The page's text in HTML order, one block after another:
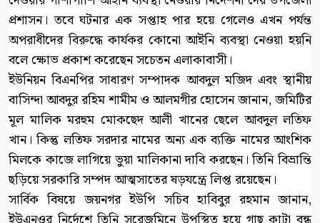
প্রশাসন। তবে ঘটনার এক সপ্তাহ পার হয়ে গেলেও এখন পর্যন্ত
অপরাধীদের বিরুদ্ধে কার্যকর কোনো আইনি ব্যবস্থা নেওয়া হয়নি
বলে ক্ষোভ প্রকাশ করেছেন সচেতন এলাকাবাসী।
ইউনিয়ন বিএনপির সাধারণ সম্পাদক আবদুল মজিদ এবং স্থানীয়
বাসিন্দা আবদুর রহিম শামীম ও আলমগীর হোসেন জানান, জমিটির
মূল মালিক মরহুম মোকছেদ আলী খানের ছেলে আবদুল লতিফ
খান। কিন্তু লতিফ সরদার নামের অন্য এক ব্যক্তি নামের আংশিক
মিলকে কাজে লাগিয়ে ভুয়া মালিকানা দাবি করছেন। তিনি বিভ্রান্তি
ছড়িয়ে সরকারি সম্পদ আত্মসাতের ষড়যন্ত্রে লিপ্ত রয়েছেন।
সার্বিক বিষয়ে জয়নগর ইউপি সচিব হাবিবুর রহমান জানান,